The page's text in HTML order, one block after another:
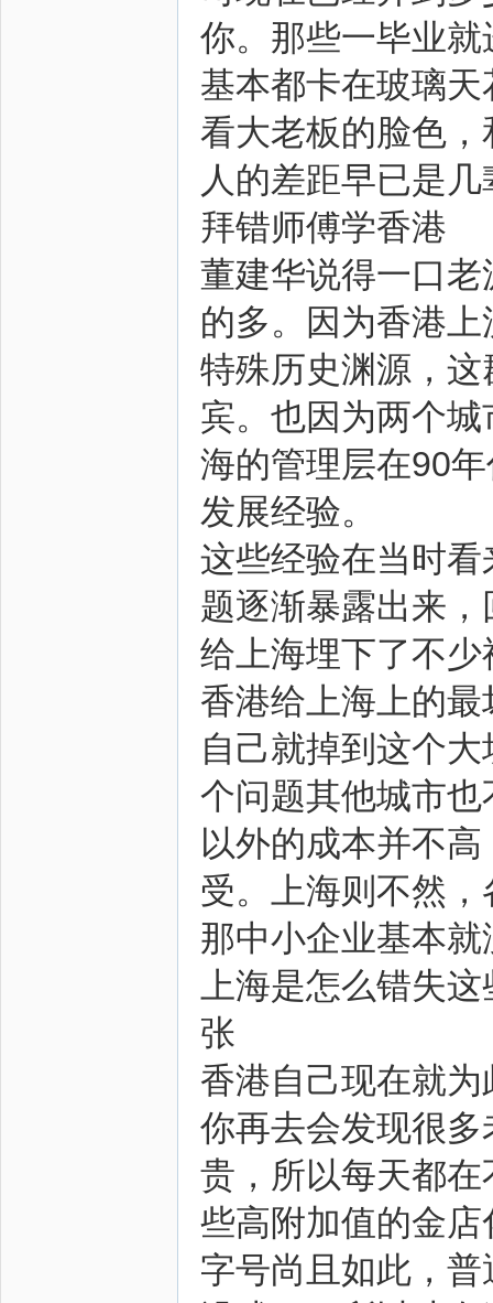
你。那些一毕业
基本都卡在玻璃
看大老板的脸色
人的差距早已是
拜错师傅学香港
董建华说得一口
的多。因为香港
特殊历史渊源，
宾。也因为两个
海的管理层在90
发展经验。
这些经验在当时
题逐渐暴露出来
给上海埋下了不少
香港给上海上的
自己就掉到这个
个问题其他城市
以外的成本并不
受。上海则不然
那中小企业基本
上海是怎么错失
张
香港自己现在就
你再去会发现很
贵，所以每天都
些高附加值的金
字号尚且如此，